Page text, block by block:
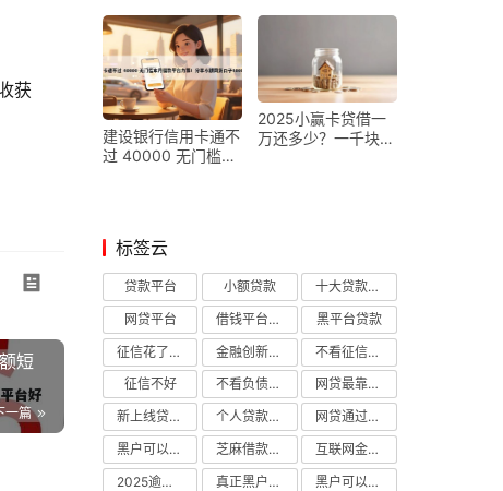
获
短
一篇
建设银行信用卡通不
过 40000 无门槛本
2025小赢卡贷借一
万还多少？一千块钱
标签云
贷款平台 小额贷款
十大贷款平台
网贷平台
借钱平台排名不分先后
黑平台贷款
征信花了能下款的平台
金融创新秒下不要芝麻分的平台
不看征信小额借钱的平台
征信不好
不看负债的网贷口子
网贷最靠谱的平台
新上线贷款平台门槛低口子
个人贷款平台
网贷通过率高的平台
黑户可以做大额贷款口子
芝麻借款实时到账速借软件
互联网金融网贷平台
2025逾期黑户能下款的口子
真正黑户能下款的网贷平台
黑户可以贷款的口子